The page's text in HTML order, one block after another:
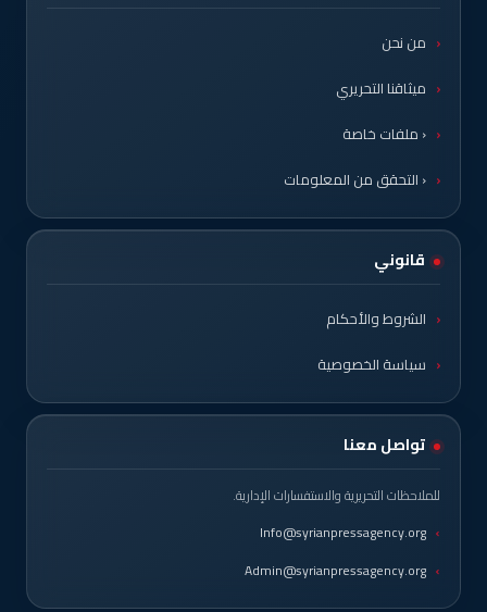
من نحن
ميثاقنا التحريري
‹ ملفات خاصة
‹ التحقق من المعلومات
قانوني
الشروط والأحكام
سياسة الخصوصية
تواصل معنا
للملاحظات التحريرية والاستفسارات الإدارية.
Info@syrianpressagency.org
Admin@syrianpressagency.org